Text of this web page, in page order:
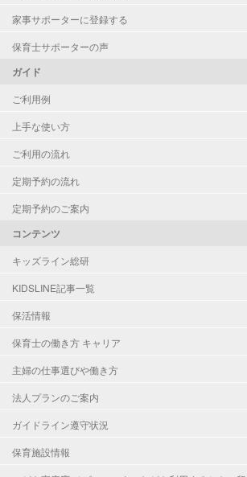
家事サポーターに登録する
保育士サポーターの声
ガイド
ご利用例
上手な使い方
ご利用の流れ
定期予約の流れ
定期予約のご案内
コンテンツ
キッズライン総研
KIDSLINE記事一覧
保活情報
保育士の働き方 キャリア
主婦の仕事選びや働き方
法人プランのご案内
ガイドライン遵守状況
保育施設情報